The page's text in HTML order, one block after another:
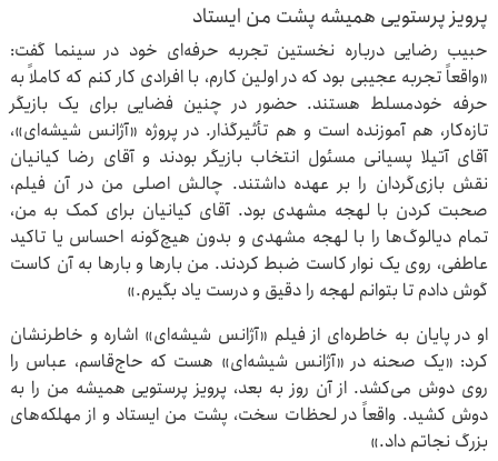
پرویز پرستویی همیشه پشت من ایستاد
حبیب رضایی درباره نخستین تجربه حرفه‌ای خود در سینما گفت:
«واقعاً تجربه عجیبی بود که در اولین کارم، با افرادی کار کنم که کاملاً به
حرفه خودمسلط هستند. حضور در چنین فضایی برای یک بازیگر
تازه‌کار، هم آموزنده است و هم تأثیرگذار. در پروژه «آژانس شیشه‌ای»،
آقای آتیلا پسیانی مسئول انتخاب بازیگر بودند و آقای رضا کیانیان
نقش بازی‌گردان را بر عهده داشتند. چالش اصلی من در آن فیلم،
صحبت کردن با لهجه مشهدی بود. آقای کیانیان برای کمک به من،
تمام دیالوگ‌ها را با لهجه مشهدی و بدون هیچ‌گونه احساس یا تاکید
عاطفی، روی یک نوار کاست ضبط کردند. من بارها و بارها به آن کاست
گوش دادم تا بتوانم لهجه را دقیق و درست یاد بگیرم.»
او در پایان به خاطره‌ای از فیلم «آژانس شیشه‌ای» اشاره و خاطرنشان
کرد: «یک صحنه در «آژانس شیشه‌ای» هست که حاج‌قاسم، عباس را
روی دوش می‌کشد. از آن روز به بعد، پرویز پرستویی همیشه من را به
دوش کشید. واقعاً در لحظات سخت، پشت من ایستاد و از مهلکه‌های
بزرگ نجاتم داد.»